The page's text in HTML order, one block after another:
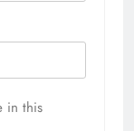
in this